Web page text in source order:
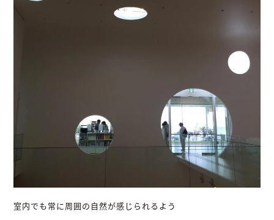
室内でも常に周囲の自然が感じられるよう